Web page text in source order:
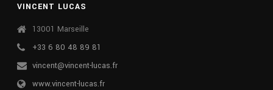
VINCENT LUCAS
13001 Marseille
+33 6 80 48 89 81
vincent@vincent-lucas.fr
www.vincent-lucas.fr